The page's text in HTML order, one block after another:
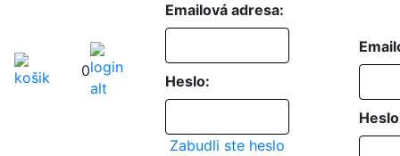
0
Emailová adresa:
Heslo:
Zabudli ste heslo